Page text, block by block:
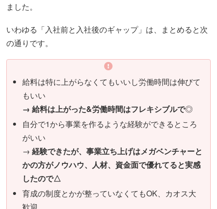
ました。
いわゆる「入社前と入社後のギャップ」は、まとめると次
の通りです。
給料は特に上がらなくてもいいし労働時間は伸びて
もいい
→ 給料は上がった&労働時間はフレキシブルで◎
自分で1から事業を作るような経験ができるところ
がいい
→ 経験できたが、事業立ち上げはメガベンチャーと
かの方がノウハウ、人材、資金面で優れてると実感
したので△
育成の制度とかが整っていなくてもOK、カオス大